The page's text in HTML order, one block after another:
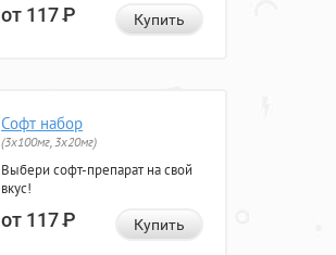
от 117Р Купить
Софт набор
(3x100мг, 3x20мг)
Выбери софт-препарат на свой
вкус!
от 117Р Купить